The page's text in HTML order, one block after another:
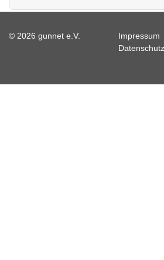
© 2026 gunnet e.V.
Impressum